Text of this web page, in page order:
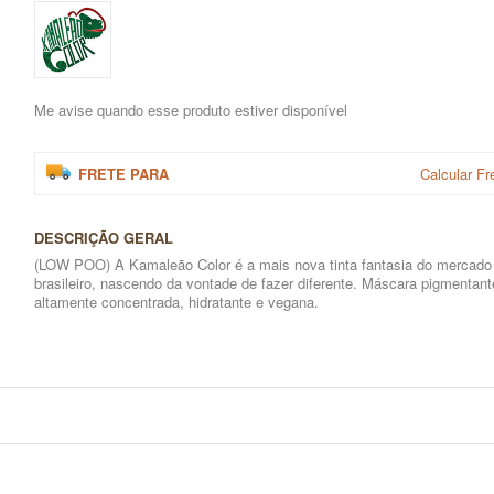
Me avise quando esse produto estiver disponível
FRETE PARA Calcular
DESCRIÇÃO GERAL
(LOW POO) A Kamaleão Color é a mais nova tinta fantasia do mercado
brasileiro, nascendo da vontade de fazer diferente. Máscara
altamente concentrada, hidratante e vegana.